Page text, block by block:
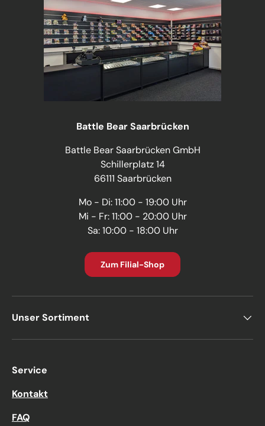
Battle Bear Saarbrücken
Battle Bear Saarbrücken GmbH
Schillerplatz 14
66111 Saarbrücken
Mo - Di: 11:00 - 19:00 Uhr
Mi - Fr: 11:00 - 20:00 Uhr
Sa: 10:00 - 18:00 Uhr
Zum Filial-Shop
Unser Sortiment
Service
Kontakt
FAQ